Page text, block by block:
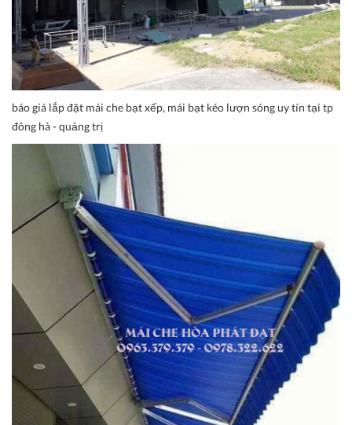
báo giá lắp đặt mái che bạt xếp, mái bạt kéo lượn sóng uy tín tại tp
đông hà - quảng trị